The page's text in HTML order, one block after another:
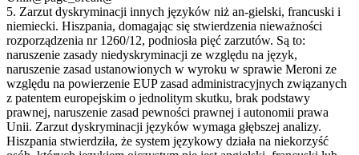
5. Zarzut dyskryminacji innych języków niż an-gielski, francuski i
niemiecki. Hiszpania, domagając się stwierdzenia nieważności
rozporządzenia nr 1260/12, podniosła pięć zarzutów. Są to:
naruszenie zasady niedyskryminacji ze względu na język,
naruszenie zasad ustanowionych w wyroku w sprawie Meroni ze
względu na powierzenie EUP zasad administracyjnych związanych
z patentem europejskim o jednolitym skutku, brak podstawy
prawnej, naruszenie zasad pewności prawnej i autonomii prawa
Unii. Zarzut dyskryminacji języków wymaga głębszej analizy.
Hiszpania stwierdziła, że system językowy działa na niekorzyść